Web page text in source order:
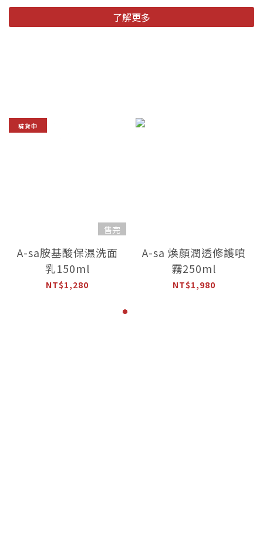
了解更多
補貨中
售完
A-sa胺基酸保濕洗面
乳150ml
NT$1,280
A-sa 煥顏潤透修護噴
霧250ml
NT$1,980